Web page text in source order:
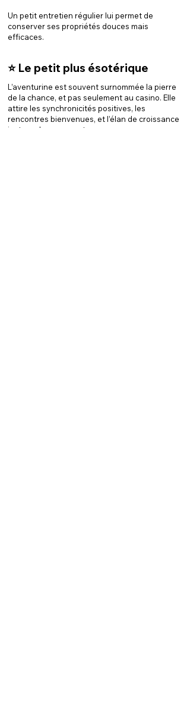
Un petit entretien régulier lui permet de
conserver ses propriétés douces mais
efficaces.
⭐️ Le petit plus ésotérique
L’aventurine est souvent surnommée la pierre
de la chance, et pas seulement au casino. Elle
attire les synchronicités positives, les
rencontres bienvenues, et l’élan de croissance
juste au bon moment.